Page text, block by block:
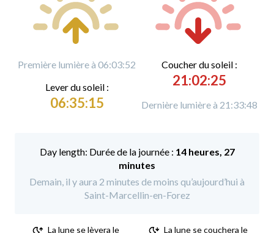
Première lumière à 06:03:52
Lever du soleil :
06:35:15
Coucher du soleil :
21:02:25
Dernière lumière à 21:33:48
Durée de la journée : 14 heures, 27
minutes
Demain, il y aura 2 minutes de moins qu’aujourd’hui à
Saint-Marcellin-en-Forez
La lune se lèvera le
La lune se couchera le